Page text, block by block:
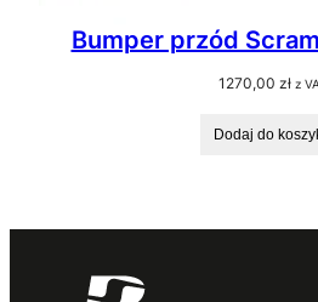
Bumper przód
1270,00 zł z
Dodaj do